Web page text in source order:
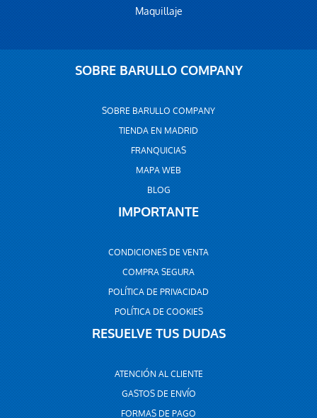
Maquillaje
SOBRE BARULLO COMPANY
SOBRE BARULLO COMPANY
TIENDA EN MADRID
FRANQUICIAS
MAPA WEB
BLOG
IMPORTANTE
CONDICIONES DE VENTA
COMPRA SEGURA
POLÍTICA DE PRIVACIDAD
POLÍTICA DE COOKIES
RESUELVE TUS DUDAS
ATENCIÓN AL CLIENTE
GASTOS DE ENVÍO
FORMAS DE PAGO